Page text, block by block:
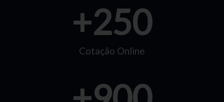
Cotação Online
+250